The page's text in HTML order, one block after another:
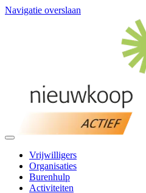
Navigatie overslaan
Vrijwilligers
Organisaties
Burenhulp
Activiteiten